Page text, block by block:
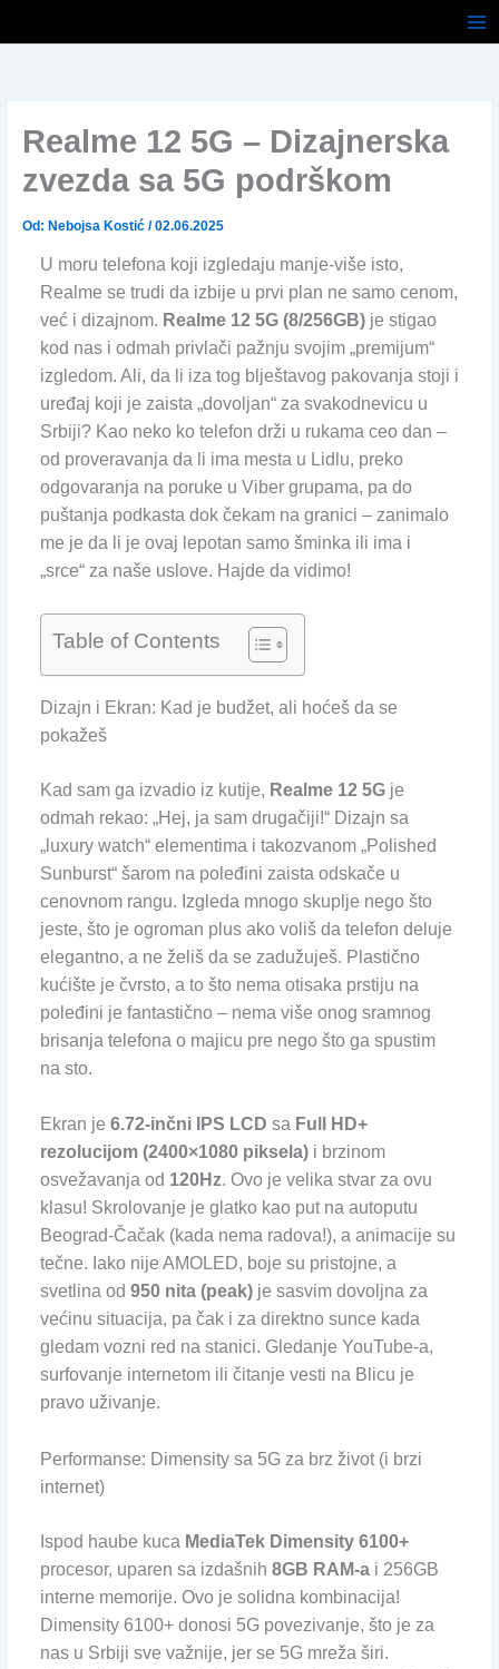
Realme 12 5G – Dizajnerska
zvezda sa 5G podrškom
Od: Nebojsa Kostić /02.06.2025
U moru telefona koji izgledaju manje-više isto,
Realme se trudi da izbije u prvi plan ne samo cenom,
već i dizajnom. Realme 12 5G (8/256GB)je stigao
kod nas i odmah privlači pažnju svojim „premijum“
izgledom. Ali, da li iza tog blještavog pakovanja stoji i
uređaj koji je zaista „dovoljan“ za svakodnevicu u
Srbiji? Kao neko ko telefon drži u rukama ceo dan –
od proveravanja da li ima mesta u Lidlu, preko
odgovaranja na poruke u Viber grupama, pa do
puštanja podkasta dok čekam na granici – zanimalo
me je da li je ovaj lepotan samo šminka ili ima i
„srce“ za naše uslove. Hajde da vidimo!
Table of Contents
Dizajn i Ekran: Kad je budžet, ali hoćeš da se
pokažeš
Kad sam ga izvadio iz kutije, Realme 12 5Gje
odmah rekao: „Hej, ja sam drugačiji!“ Dizajn sa
„luxury watch“ elementima i takozvanom „Polished
Sunburst“ šarom na poleđini zaista odskače u
cenovnom rangu. Izgleda mnogo skuplje nego što
jeste, što je ogroman plus ako voliš da telefon deluje
elegantno, a ne želiš da se zadužuješ. Plastično
kućište je čvrsto, a to što nema otisaka prstiju na
poleđini je fantastično – nema više onog sramnog
brisanja telefona o majicu pre nego što ga spustim
na sto.
Ekran je 6.72-inčni IPS LCD sa Full HD+
rezolucijom (2400×1080 piksela)i brzinom
osvežavanja od 120Hz. Ovo je velika stvar za ovu
klasu! Skrolovanje je glatko kao put na autoputu
Beograd-Čačak (kada nema radova!), a animacije su
tečne. Iako nije AMOLED, boje su pristojne, a
svetlina od 950 nita (peak)je sasvim dovoljna za
većinu situacija, pa čak i za direktno sunce kada
gledam vozni red na stanici. Gledanje YouTube-a,
surfovanje internetom ili čitanje vesti na Blicu je
pravo uživanje.
Performanse: Dimensity sa 5G za brz život (i brzi
internet)
Ispod haube kuca MediaTek Dimensity 6100+
procesor, uparen sa izdašnih 8GB RAM-ai 256GB
interne memorije. Ovo je solidna kombinacija!
Dimensity 6100+ donosi 5G povezivanje, što je za
nas u Srbiji sve važnije, jer se 5G mreža širi.